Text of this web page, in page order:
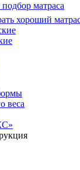
матраса
хороший
веса